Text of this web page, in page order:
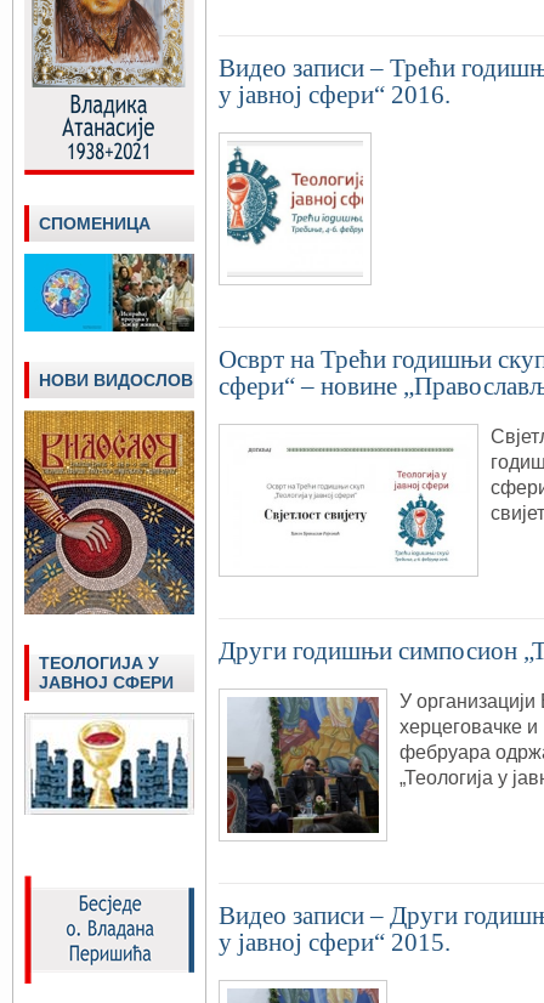
Видео записи – Трећи
у јавној сфери“ 2016.
Осврт на Трећи годишњи скуп
сфери“ – новине
Други годишњи симпосион
У
херцеговачке
фебруара
„Теологија у
Видео записи – Други
у јавној сфери“ 2015.
СПОМЕНИЦА
НОВИ ВИДОСЛОВ
ТЕОЛОГИЈА У
ЈАВНОЈ СФЕРИ